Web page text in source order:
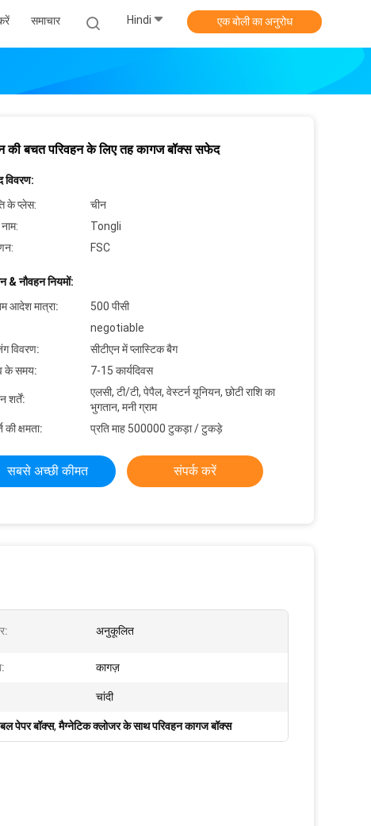
समाचार Hindi एक बोली का अनुरोध
की बचत परिवहन के लिए तह कागज बॉक्स सफेद
विवरण:
के प्लेस:
चीन
Tongli
FSC
& नौवहन नियमों:
आदेश मात्रा:
500 पीसी
negotiable
विवरण:
सीटीएन में प्लास्टिक बैग
के समय:
7-15 कार्यदिवस
शर्तें:
एलसी, टी/टी, पेपैल, वेस्टर्न यूनियन, छोटी राशि का
भुगतान, मनी ग्राम
की क्षमता:
प्रति माह 500000 टुकड़ा / टुकड़े
सबसे अच्छी कीमत संपर्क करें
अनुकूलित
कागज़
चांदी
पेपर बॉक्स,मैग्नेटिक क्लोजर के साथ परिवहन कागज बॉक्स